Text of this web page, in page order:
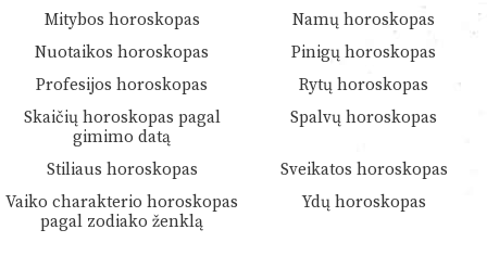
Mitybos horoskopas
Namų horoskopas
Nuotaikos horoskopas
Pinigų horoskopas
Profesijos horoskopas
Rytų horoskopas
Skaičių horoskopas pagal
gimimo datą
Spalvų horoskopas
Stiliaus horoskopas
Sveikatos horoskopas
Vaiko charakterio horoskopas
pagal zodiako ženklą
Ydų horoskopas